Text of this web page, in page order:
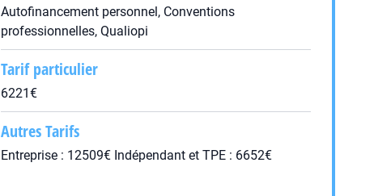
Autofinancement personnel, Conventions
professionnelles, Qualiopi
Tarif particulier
6221€
Autres Tarifs
Entreprise : 12509€ Indépendant et TPE : 6652€